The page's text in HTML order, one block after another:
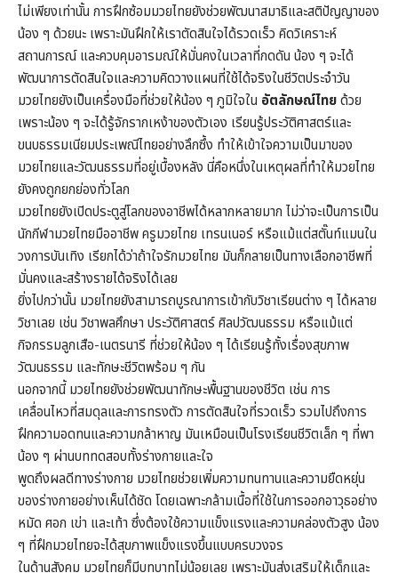
ไม่เพียงเท่านั้น การฝึกซ้อมมวยไทยยังช่วยพัฒนาสมาธิและสติปัญญาของ
น้อง ๆ ด้วยนะ เพราะมันฝึกให้เราตัดสินใจได้รวดเร็ว คิดวิเคราะห์
สถานการณ์ และควบคุมอารมณ์ให้มั่นคงในเวลาที่กดดัน น้อง ๆ จะได้
พัฒนาการตัดสินใจและความคิดวางแผนที่ใช้ได้จริงในชีวิตประจำวัน
มวยไทยยังเป็นเครื่องมือที่ช่วยให้น้อง ๆ ภูมิใจใน อัตลักษณ์ไทยด้วย
เพราะน้อง ๆ จะได้รู้จักรากเหง้าของตัวเอง เรียนรู้ประวัติศาสตร์และ
ขนบธรรมเนียมประเพณีไทยอย่างลึกซึ้ง ทำให้เข้าใจความเป็นมาของ
มวยไทยและวัฒนธรรมที่อยู่เบื้องหลัง นี่คือหนึ่งในเหตุผลที่ทำให้มวยไทย
ยังคงถูกยกย่องทั่วโลก
มวยไทยยังเปิดประตูสู่โลกของอาชีพได้หลากหลายมาก ไม่ว่าจะเป็นการเป็น
นักกีฬามวยไทยมืออาชีพ ครูมวยไทย เทรนเนอร์ หรือแม้แต่สตั๊นท์แมนใน
วงการบันเทิง เรียกได้ว่าถ้าใจรักมวยไทย มันก็กลายเป็นทางเลือกอาชีพที่
มั่นคงและสร้างรายได้จริงได้เลย
ยิ่งไปกว่านั้น มวยไทยยังสามารถบูรณาการเข้ากับวิชาเรียนต่าง ๆ ได้หลาย
วิชาเลย เช่น วิชาพลศึกษา ประวัติศาสตร์ ศิลปวัฒนธรรม หรือแม้แต่
กิจกรรมลูกเสือ-เนตรนารี ที่ช่วยให้น้อง ๆ ได้เรียนรู้ทั้งเรื่องสุขภาพ
วัฒนธรรม และทักษะชีวิตพร้อม ๆ กัน
นอกจากนี้ มวยไทยยังช่วยพัฒนาทักษะพื้นฐานของชีวิต เช่น การ
เคลื่อนไหวที่สมดุลและการทรงตัว การตัดสินใจที่รวดเร็ว รวมไปถึงการ
ฝึกความอดทนและความกล้าหาญ มันเหมือนเป็นโรงเรียนชีวิตเล็ก ๆ ที่พา
น้อง ๆ ผ่านบททดสอบทั้งร่างกายและใจ
พูดถึงผลดีทางร่างกาย มวยไทยช่วยเพิ่มความทนทานและความยืดหยุ่น
ของร่างกายอย่างเห็นได้ชัด โดยเฉพาะกล้ามเนื้อที่ใช้ในการออกอาวุธอย่าง
หมัด ศอก เข่า และเท้า ซึ่งต้องใช้ความแข็งแรงและความคล่องตัวสูง น้อง
ๆ ที่ฝึกมวยไทยจะได้สุขภาพแข็งแรงขึ้นแบบครบวงจร
ในด้านสังคม มวยไทยก็มีบทบาทไม่น้อยเลย เพราะมันส่งเสริมให้เด็กและ